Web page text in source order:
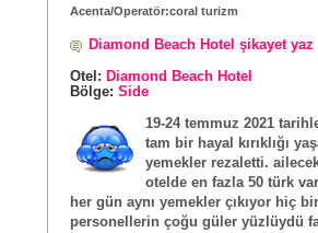
Acenta/Operatör:coral turizm
Diamond Beach Hotel şikayet yaz
Otel: Diamond Beach Hotel
Bölge: Side
19-24 temmuz 2021
tam bir hayal kırıklığı
yemekler rezaletti.
otelde en fazla 50 türk
her gün aynı yemekler çıkıyor hiç
personellerin çoğu güler yüzlüydü